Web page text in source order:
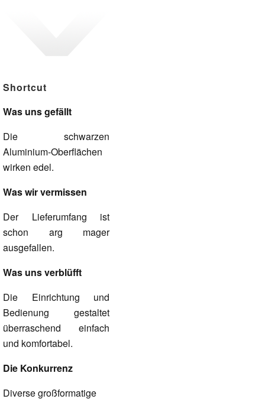
Shortcut
Was uns gefällt
Die schwarzen
Aluminium-Oberflächen
wirken edel.
Was wir vermissen
Der Lieferumfang ist
schon arg mager
ausgefallen.
Was uns verblüfft
Die Einrichtung und
Bedienung gestaltet
überraschend einfach
und komfortabel.
Die Konkurrenz
Diverse großformatige